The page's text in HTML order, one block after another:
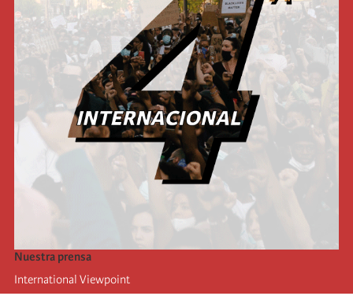
Nuestra prensa
International Viewpoint